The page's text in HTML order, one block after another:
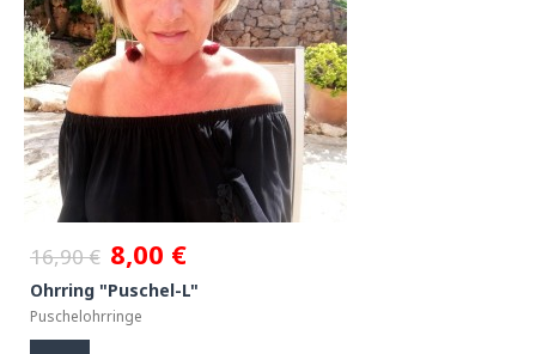
16,90 € 8,00 €
Ohrring "Puschel-L"
Puschelohrringe